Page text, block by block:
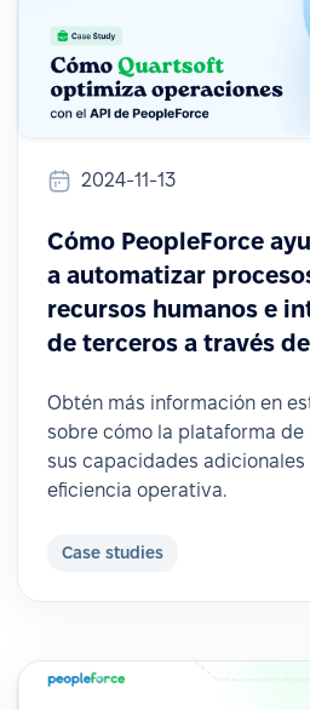
2024-11-13
Cómo PeopleForce
a automatizar
recursos humanos e
de terceros a través
Obtén más información en
sobre cómo la plataforma de
sus capacidades adicionales
eficiencia operativa.
Case studies